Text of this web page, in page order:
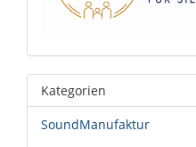
Kategorien
SoundManufaktur